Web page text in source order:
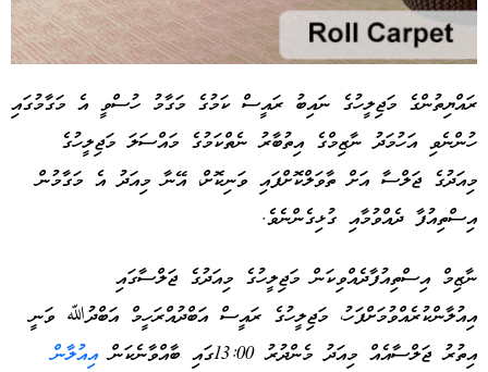
Advertisement
ރައްޔިތުންގެ މަޖިލީހުގެ ނައިބު ރައީސް ކަމުގެ މަގާމު ހުސްވީ އެ މަގާމުގައި
ހުންނެވި އަހުމަދު ނާޒިމްގެ އިތުބާރު ނެތްކަމުގެ މައްސަލަ މަޖިލީހުގެ
މިއަދުގެ ޖަލްސާ އަށް ތާވަލްކޮށްފައި ވަނިކޮށް، އޭނާ މިއަދު އެ މަގާމުން
އިސްތިއުފާ ދެއްވުމާއި ގުޅިގެންނެވެ.
ނާޒިމް އިސްތިއުފާދެއްވިކަން މަޖިލީހުގެ މިއަދުގެ ޖަލްސާގައި
އިއުލާންކުރެއްވުމަށްފަހު، މަޖިލީހުގެ ރައީސް އަބްދުއްރަހީމް އަބްދުﷲ ވަނީ
އިތުރު ޖަލްސާއެއް މިއަދު މެންދުރު 13:00ގައި ބާއްވާނެކަން
އިއުލާން